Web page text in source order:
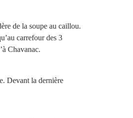
de la soupe au caillou.
carrefour des 3
Chavanac.
Devant la dernière